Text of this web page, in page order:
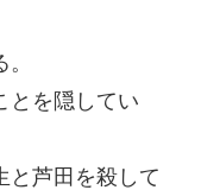
とを隠してい
と芦田を殺して